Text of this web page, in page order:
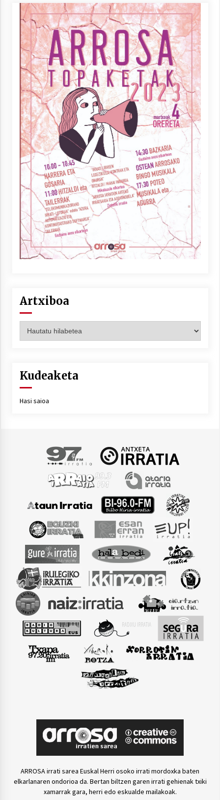
Artxiboa
Kudeaketa
Hasi saioa
ARROSA irrati sarea Euskal Herri osoko irrati mordoxka baten
elkarlanaren ondorioa da. Bertan biltzen garen irrati gehienak txiki
xamarrak gara, herri edo eskualde mailakoak.